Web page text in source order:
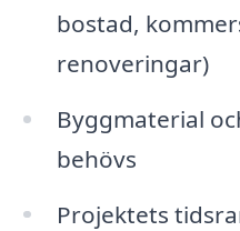
bostad,
renoveringar)
Byggmaterial
behövs
Projektets